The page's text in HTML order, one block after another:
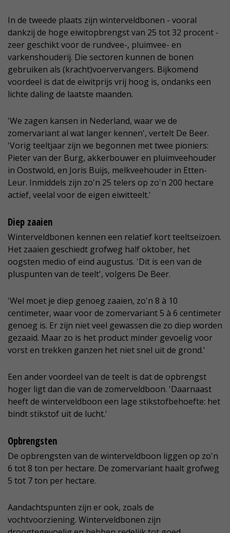
In de tweede plaats zijn winterveldbonen - vooral
dankzij de hoge eiwitopbrengst van 25 tot 32 procent -
zeer geschikt voor de rundvee-, pluimvee- en
varkenshouderij. Die sectoren kunnen de bonen
gebruiken als (kracht)voervervangers. Bijkomend
voordeel is dat de eiwitprijs vrij hoog is, ondanks een
lichte daling de laatste maanden.
'We zagen kansen in Nederland, waar we de
zomervariant al wat langer kennen', vertelt De Beer.
'Vorig teeltjaar zijn we begonnen met twee pioniers:
Pieter van der Burg, akkerbouwer en pluimveehouder
in Oostwold, en Joris Buijs, melkveehouder in Etten-
Leur. Inmiddels zijn zo'n 25 telers op zo'n 200 hectare
actief, veelal voor de eigen eiwitteelt.'
Diep zaaien
Winterveldbonen kennen een relatief kort teeltseizoen.
Het zaaien geschiedt grofweg half oktober, het
oogsten medio of eind augustus. 'Dit is een van de
pluspunten van de teelt', volgens De Beer.
'Wel moet je diep genoeg zaaien, zo'n 8 à 10
centimeter, waar voor de zomervariant 5 à 6 centimeter
genoeg is. Er zijn niet veel gewassen die zo diep worden
gezaaid. Maar zo is het product minder gevoelig voor
vorst en trekken ganzen het niet snel uit de grond.'
Een ander voordeel van de teelt is dat de opbrengst
hoger ligt dan die van de zomerveldboon. 'Daarnaast
heeft de winterveldboon een lage stikstofbehoefte: het
bindt stikstof uit de lucht.'
Opbrengsten
De opbrengsten van de winterveldboon liggen op zo'n
6 tot 8 ton per hectare. De zomervariant haalt grofweg
5 tot 7 ton per hectare.
Aandachtspunten zijn er ook, zoals de
vochtvoorziening. Winterveldbonen zijn